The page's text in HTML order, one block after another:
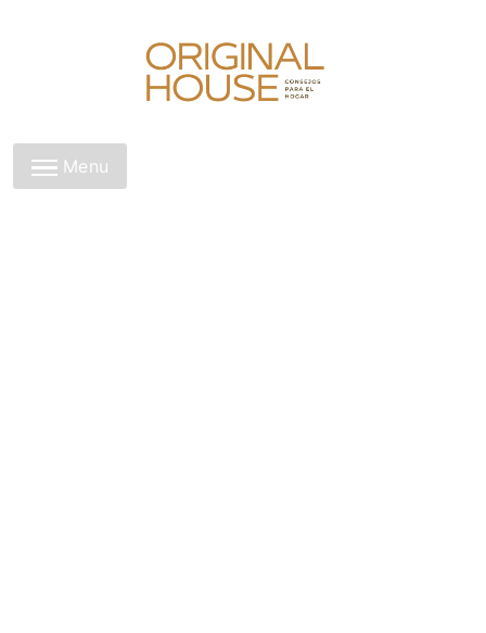
Original House
Menu